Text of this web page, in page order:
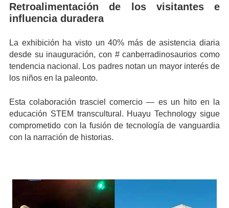
Retroalimentación de los visitantes e
influencia duradera
La exhibición ha visto un 40% más de asistencia diaria
desde su inauguración, con # canberradinosaurios como
tendencia nacional. Los padres notan un mayor interés de
los niños en la paleonto.
Esta colaboración trasciel comercio — es un hito en la
educación STEM transcultural. Huayu Technology sigue
comprometido con la fusión de tecnología de vanguardia
con la narración de historias.